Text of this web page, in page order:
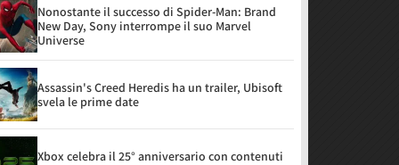
Nonostante il successo di Spider-Man: Brand
New Day, Sony interrompe il suo Marvel
Universe
Assassin's Creed Heredis ha un trailer, Ubisoft
svela le prime date
Xbox celebra il 25° anniversario con contenuti